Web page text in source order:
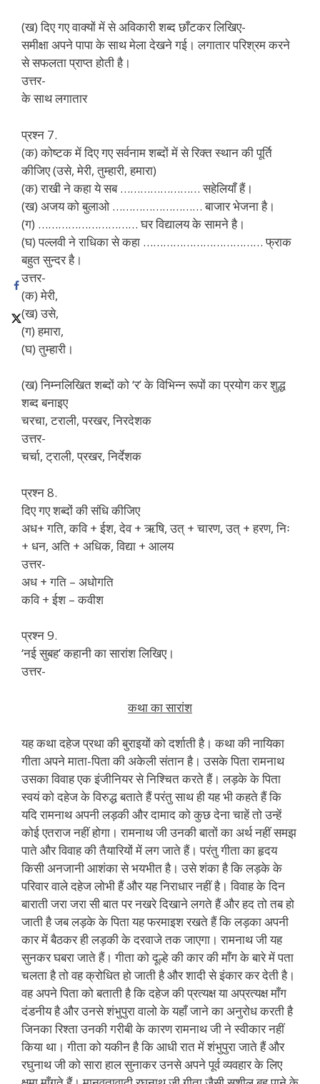
(ख) दिए गए वाक्यों में से अविकारी शब्द छाँटकर लिखिए-
समीक्षा अपने पापा के साथ मेला देखने गई। लगातार परिश्रम करने
से सफलता प्राप्त होती है।
उत्तर-
के साथ लगातार
प्रश्न 7.
(क) कोष्टक में दिए गए सर्वनाम शब्दों में से रिक्त स्थान की पूर्ति
कीजिए (उसे, मेरी, तुम्हारी, हमारा)
(क) राखी ने कहा ये सब …………………… सहेलियाँ हैं।
(ख) अजय को बुलाओ ……………………… बाजार भेजना है।
(ग) ………………………… घर विद्यालय के सामने है।
(घ) पल्लवी ने राधिका से कहा ……………………………… फ्राक
बहुत सुन्दर है।
उत्तर-
(क) मेरी,
(ख) उसे,
(ग) हमारा,
(घ) तुम्हारी।
(ख) निम्नलिखित शब्दों को ‘र’ के विभिन्न रूपों का प्रयोग कर शुद्ध
शब्द बनाइए
चरचा, टराली, परखर, निरदेशक
उत्तर-
चर्चा, ट्राली, प्रखर, निर्देशक
प्रश्न 8.
दिए गए शब्दों की संधि कीजिए
अध+ गति, कवि + ईश, देव + ऋषि, उत् + चारण, उत् + हरण, निः
+ धन, अति + अधिक, विद्या + आलय
उत्तर-
अध + गति – अधोगति
कवि + ईश – कवीश
प्रश्न 9.
‘नई सुबह’ कहानी का सारांश लिखिए।
उत्तर-
कथा का सारांश
यह कथा दहेज प्रथा की बुराइयों को दर्शाती है। कथा की नायिका
गीता अपने माता-पिता की अकेली संतान है। उसके पिता रामनाथ
उसका विवाह एक इंजीनियर से निश्चित करते हैं। लड़के के पिता
स्वयं को दहेज के विरुद्ध बताते हैं परंतु साथ ही यह भी कहते हैं कि
यदि रामनाथ अपनी लड़की और दामाद को कुछ देना चाहें तो उन्हें
कोई एतराज नहीं होगा। रामनाथ जी उनकी बातों का अर्थ नहीं समझ
पाते और विवाह की तैयारियों में लग जाते हैं। परंतु गीता का हृदय
किसी अनजानी आशंका से भयभीत है। उसे शंका है कि लड़के के
परिवार वाले दहेज लोभी हैं और यह निराधार नहीं है। विवाह के दिन
बाराती जरा जरा सी बात पर नखरे दिखाने लगते हैं और हद तो तब हो
जाती है जब लड़के के पिता यह फरमाइश रखते हैं कि लड़का अपनी
कार में बैठकर ही लड़की के दरवाजे तक जाएगा। रामनाथ जी यह
सुनकर घबरा जाते हैं। गीता को दूल्हे की कार की माँग के बारे में पता
चलता है तो वह क्रोधित हो जाती है और शादी से इंकार कर देती है।
वह अपने पिता को बताती है कि दहेज की प्रत्यक्ष या अप्रत्यक्ष माँग
दंडनीय है और उनसे शंभुपुरा वालो के यहाँ जाने का अनुरोध करती है
जिनका रिश्ता उनकी गरीबी के कारण रामनाथ जी ने स्वीकार नहीं
किया था। गीता को यकीन है कि आधी रात में शंभुपुरा जाते हैं और
रघुनाथ जी को सारा हाल सुनाकर उनसे अपने पूर्व व्यवहार के लिए